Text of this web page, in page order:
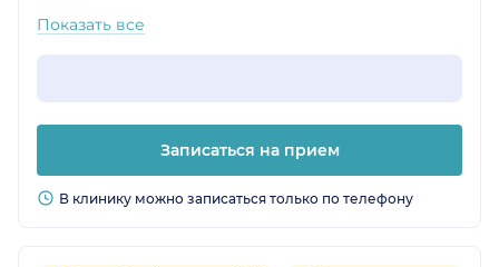
Показать все
Записаться на прием
В клинику можно записаться только по телефону